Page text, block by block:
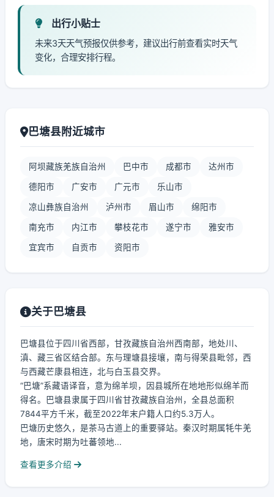
出行小贴士
未来3天天气预报仅供参考，建议出行前查看实时天气
变化，合理安排行程。
巴塘县附近城市
阿坝藏族羌族自治州 巴中市 成都市 达州市
德阳市 广安市 广元市 乐山市
凉山彝族自治州 泸州市 眉山市 绵阳市
南充市 内江市 攀枝花市 遂宁市 雅安市
宜宾市 自贡市 资阳市
关于巴塘县
巴塘县位于四川省西部，甘孜藏族自治州西南部，地处川、
滇、藏三省区结合部。东与理塘县接壤，南与得荣县毗邻，西
与西藏芒康县相连，北与白玉县交界。
“巴塘”系藏语译音，意为绵羊坝，因县城所在地地形似绵羊而
得名。巴塘县隶属于四川省甘孜藏族自治州，全县总面积
7844平方千米，截至2022年末户籍人口约5.3万人。
巴塘历史悠久，是茶马古道上的重要驿站。秦汉时期属牦牛羌
地，唐宋时期为吐蕃领地...
查看更多介绍